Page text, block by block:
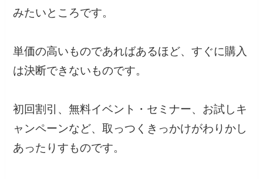
みたいところです。
単価の高いものであればあるほど、すぐに購入
は決断できないものです。
初回割引、無料イベント・セミナー、お試しキ
ャンペーンなど、取っつくきっかけがわりかし
あったりすものです。